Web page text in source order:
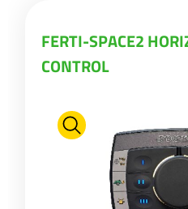
FERTI-SPACE2
CONTROL